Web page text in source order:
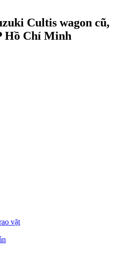
Cultis wagon cũ,
Hồ Chí Minh
vặt